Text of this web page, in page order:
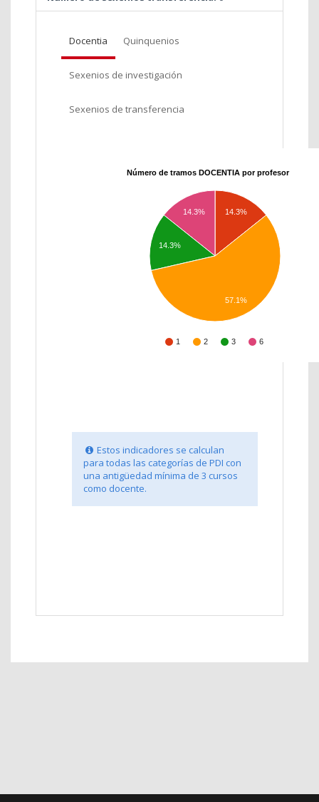
Docentia Quinquenios
Sexenios de investigación
Sexenios de transferencia
Número de tramos DOCENTIA por profesor
1 2 3 6
14.3%
14.3%
14.3%
57.1%
Estos indicadores se calculan
para todas las categorías de PDI con
una antigüedad mínima de 3 cursos
como docente.